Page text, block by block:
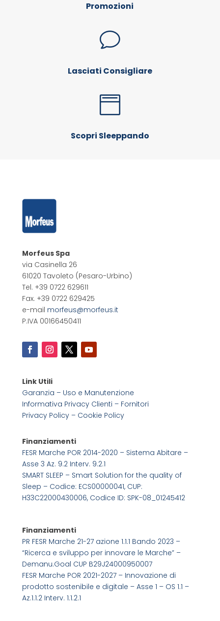
Promozioni
v
Lasciati Consigliare

Scopri Sleeppando
Morfeus Spa
via Casinella 26
61020 Tavoleto (Pesaro-Urbino)
Tel. +39 0722 629611
Fax. +39 0722 629425
e-mail morfeus@morfeus.it
P.IVA 00166450411
Link Utili
Garanzia – Uso e Manutenzione
Informativa Privacy Clienti – Fornitori
Privacy Policy – Cookie Policy
Finanziamenti
FESR Marche POR 2014-2020 – Sistema Abitare –
Asse 3 Az. 9.2 Interv. 9.2.1
SMART SLEEP – Smart Solution for the quality of
Sleep – Codice: ECS00000041, CUP:
H33C22000430006, Codice ID: SPK-08_01245412
Finanziamenti
PR FESR Marche 21-27 azione 1.1.1 Bando 2023 –
“Ricerca e sviluppo per innovare le Marche” –
Demanu.Goal CUP B29J24000950007
FESR Marche POR 2021-2027 – Innovazione di
prodotto sostenibile e digitale – Asse 1 – OS 1.1 –
Az.1.1.2 Interv. 1.1.2.1